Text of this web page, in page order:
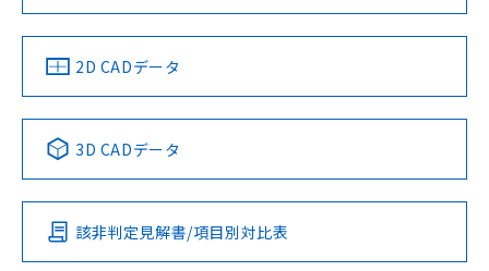
中国 RoHS 注意事項・凡例
Pb Hg Cd Cr(VI)
O
2D CADデータ
3D CADデータ
該非判定見解書/項目別対比表